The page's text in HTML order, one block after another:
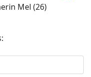
Mel (26)